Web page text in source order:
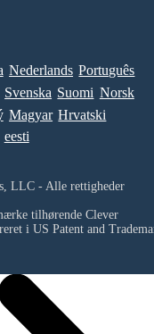
Nederlands Português
Svenska Suomi Norsk
Magyar Hrvatski
eesti
LLC - Alle rettigheder
tilhørende Clever
i US Patent and